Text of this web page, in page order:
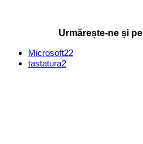
Urmărește-ne și pe
Microsoft22
tastatura2